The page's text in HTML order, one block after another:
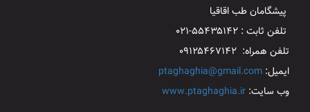
پیشگامان طب اقاقیا
تلفن ثابت : ۵۵۴۳۵۱۴۲-۰۲۱
تلفن همراه: ۰۹۱۲۵۴۶۷۱۴۲
ایمیل: ptaghaghia@gmail.com
وب سایت: www.ptaghaghia.ir